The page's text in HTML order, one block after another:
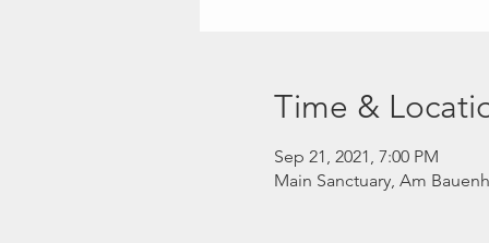
Time &
Sep 21, 2021, 7:00 PM
Main Sanctuary, Am